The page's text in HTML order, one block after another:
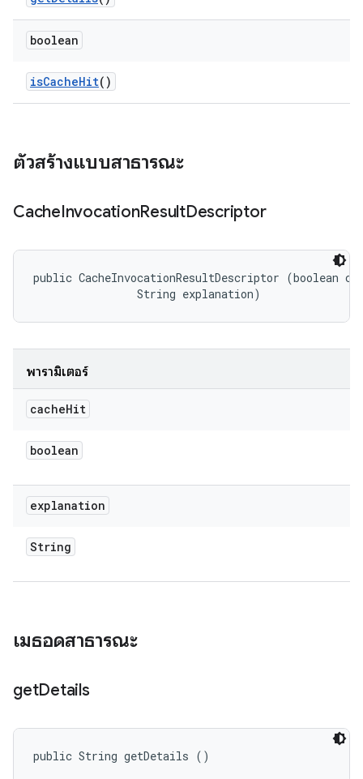
boolean
isCacheHit()
ตัวสร้างแบบสาธารณะ
CacheInvocationResultDescriptor
public CacheInvocationResultDescriptor (boolean
                String explanation)
พารามิเตอร์
cacheHit
boolean
explanation
String
เมธอดสาธารณะ
getDetails
public String getDetails ()